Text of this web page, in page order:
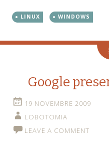
LINUX WINDOWS
Google
19 NOVEMBRE 2009
LOBOTOMIA
LEAVE A COMMENT